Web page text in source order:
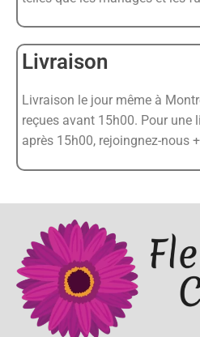
Livraison
Livraison le jour même à
reçues avant 15h00. Pour une
après 15h00, rejoingnez-nous